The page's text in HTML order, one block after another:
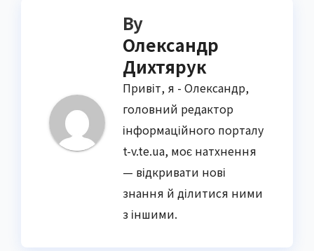
By
Олександр
Дихтярук
Привіт, я - Олександр,
головний редактор
інформаційного порталу
t-v.te.ua, моє натхнення
— відкривати нові
знання й ділитися ними
з іншими.